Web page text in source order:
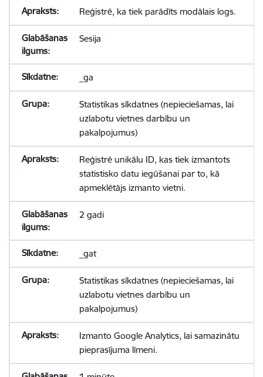
Reģistrē, ka tiek parādīts modālais logs.
Sesija
_ga
Statistikas sīkdatnes (nepieciešamas, lai
uzlabotu vietnes darbību un
pakalpojumus)
Reģistrē unikālu ID, kas tiek izmantots
statistisko datu iegūšanai par to, kā
apmeklētājs izmanto vietni.
2 gadi
_gat
Statistikas sīkdatnes (nepieciešamas, lai
uzlabotu vietnes darbību un
pakalpojumus)
Izmanto Google Analytics, lai samazinātu
pieprasījuma līmeni.